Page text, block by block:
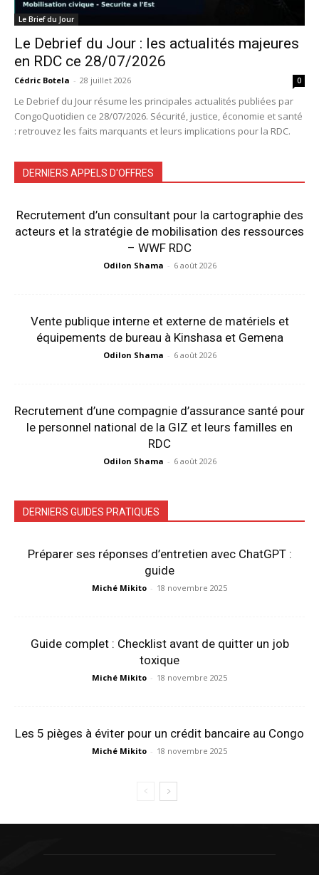
Le Brief du Jour
Le Debrief du Jour : les actualités majeures
en RDC ce 28/07/2026
Cédric Botela - 28 juillet 2026 0
Le Debrief du Jour résume les principales actualités publiées par
CongoQuotidien ce 28/07/2026. Sécurité, justice, économie et santé
: retrouvez les faits marquants et leurs implications pour la RDC.
DERNIERS APPELS D'OFFRES
Recrutement d’un consultant pour la cartographie des
acteurs et la stratégie de mobilisation des ressources
– WWF RDC
Odilon Shama - 6 août 2026
Vente publique interne et externe de matériels et
équipements de bureau à Kinshasa et Gemena
Odilon Shama - 6 août 2026
Recrutement d’une compagnie d’assurance santé pour
le personnel national de la GIZ et leurs familles en
RDC
Odilon Shama - 6 août 2026
DERNIERS GUIDES PRATIQUES
Préparer ses réponses d’entretien avec ChatGPT :
guide
Miché Mikito - 18 novembre 2025
Guide complet : Checklist avant de quitter un job
toxique
Miché Mikito - 18 novembre 2025
Les 5 pièges à éviter pour un crédit bancaire au Congo
Miché Mikito - 18 novembre 2025